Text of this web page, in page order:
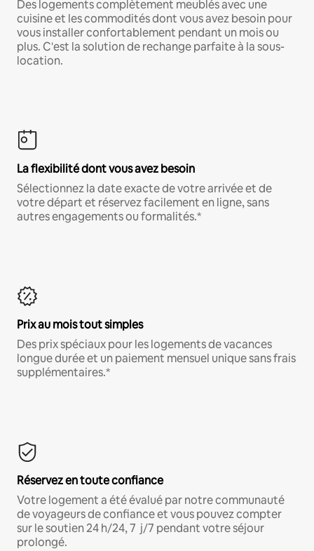
Des logements complètement meublés avec une
cuisine et les commodités dont vous avez besoin pour
vous installer confortablement pendant un mois ou
plus. C'est la solution de rechange parfaite à la sous-
location.
La flexibilité dont vous avez besoin
Sélectionnez la date exacte de votre arrivée et de
votre départ et réservez facilement en ligne, sans
autres engagements ou formalités.*
Prix au mois tout simples
Des prix spéciaux pour les logements de vacances
longue durée et un paiement mensuel unique sans frais
supplémentaires.*
Réservez en toute confiance
Votre logement a été évalué par notre communauté
de voyageurs de confiance et vous pouvez compter
sur le soutien 24 h/24, 7 j/7 pendant votre séjour
prolongé.